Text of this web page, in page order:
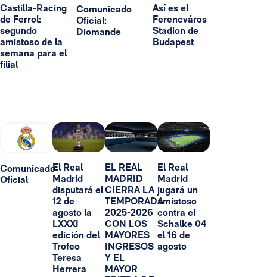
Castilla-Racing
de Ferrol:
segundo
amistoso de la
semana para el
filial
Comunicado
Oficial:
Diomande
Así es el
Ferencváros
Stadion de
Budapest
Comunicado
Oficial
El Real
Madrid
disputará el
12 de
agosto la
LXXXI
edición del
Trofeo
Teresa
Herrera
EL REAL
MADRID
CIERRA LA
TEMPORADA
2025-2026
CON LOS
MAYORES
INGRESOS
Y EL
MAYOR
El Real
Madrid
jugará un
amistoso
contra el
Schalke 04
el 16 de
agosto